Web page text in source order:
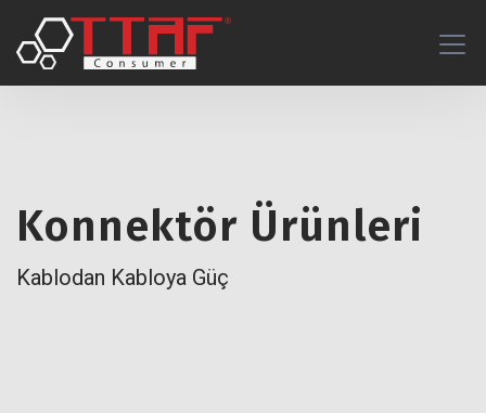
Konnektör Ürünleri
Kablodan Kabloya Güç